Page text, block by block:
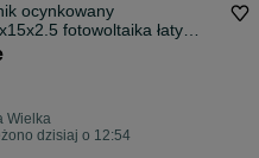
ocynkowany
fotowoltaika łaty
Wielka
dzisiaj o 12:54